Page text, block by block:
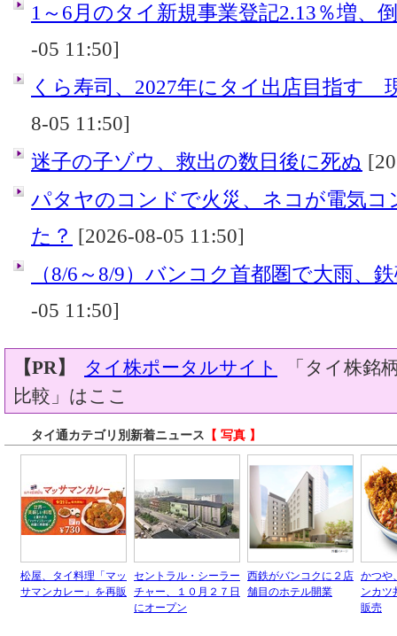
1～6月のタイ新規事業登記2.13％増、
-05 11:50]
くら寿司、2027年にタイ出店目指す
8-05 11:50]
迷子の子ゾウ、救出の数日後に死ぬ
パタヤのコンドで火災、ネコが電気
た？ [2026-08-05 11:50]
（8/6～8/9）バンコク首都圏で大雨、
-05 11:50]
【PR】 タイ株ポータルサイト
「タイ株銘
比較」はここ
タイ通カテゴリ別新着ニュース 【 写真 】
松屋、タイ料理「マッ
サマンカレー」を再販
セントラル・シーラー
チャー、１０月２７日
にオープン
西鉄がバンコクに２店
舗目のホテル開業
かつや
ンカツ
販売